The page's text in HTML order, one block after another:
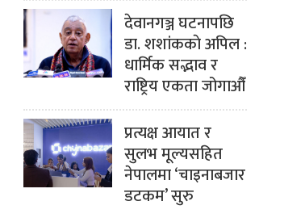
देवानगञ्ज घटनापछि
डा. शशांककाे अपिल :
धार्मिक सद्भाव र
राष्ट्रिय एकता जोगाऔँ
प्रत्यक्ष आयात र
सुलभ मूल्यसहित
नेपालमा ‘चाइनाबजार
डटकम’ सुरु